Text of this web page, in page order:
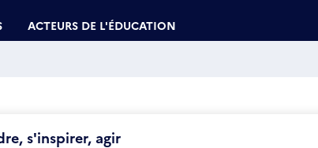
ACTEURS DE L'ÉDUCATION
s'inspirer, agir